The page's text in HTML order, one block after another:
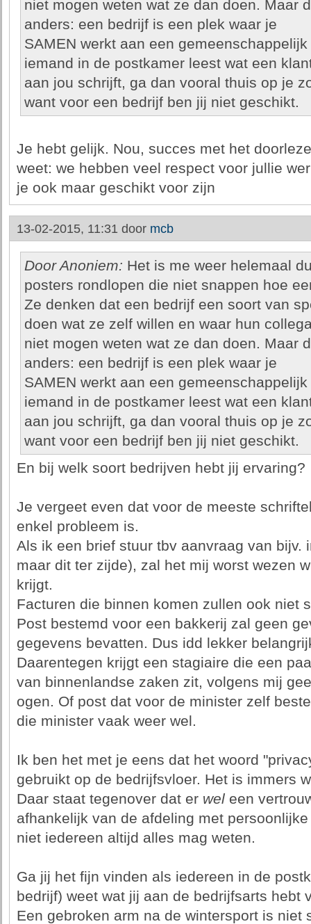
niet mogen weten wat ze dan doen. Maar
anders: een bedrijf is een plek waar je
SAMEN werkt aan een
iemand in de postkamer leest wat een
aan jou schrijft, ga dan vooral thuis op je
want voor een bedrijf ben jij niet geschikt.
Je hebt gelijk. Nou, succes met het
weet: we hebben veel respect voor jullie
je ook maar geschikt voor zijn
13-02-2015, 11:31 door mcb
Door Anoniem: Het is me weer helemaal
posters rondlopen die niet snappen hoe
Ze denken dat een bedrijf een soort van
doen wat ze zelf willen en waar hun
niet mogen weten wat ze dan doen. Maar
anders: een bedrijf is een plek waar je
SAMEN werkt aan een
iemand in de postkamer leest wat een
aan jou schrijft, ga dan vooral thuis op je
want voor een bedrijf ben jij niet geschikt.
En bij welk soort bedrijven hebt jij ervaring?
Je vergeet even dat voor de meeste
enkel probleem is.
Als ik een brief stuur tbv aanvraag van bijv.
maar dit ter zijde), zal het mij worst wezen
krijgt.
Facturen die binnen komen zullen ook niet
Post bestemd voor een bakkerij zal geen
gegevens bevatten. Dus idd lekker
Daarentegen krijgt een stagiaire die een
van binnenlandse zaken zit, volgens mij
ogen. Of post dat voor de minister zelf
die minister vaak weer wel.
Ik ben het met je eens dat het woord
gebruikt op de bedrijfsvloer. Het is immers
Daar staat tegenover dat er weleen
afhankelijk van de afdeling met
niet iedereen altijd alles mag weten.
Ga jij het fijn vinden als iedereen in de
bedrijf) weet wat jij aan de bedrijfsarts hebt
Een gebroken arm na de wintersport is niet